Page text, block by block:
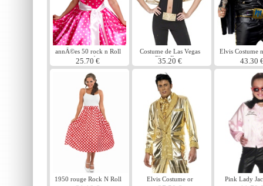
annÃ©es 50 rock n Roll
rose robe
25.70 €
Costume de Las Vegas
Elvis Fever
35.20 €
Elvis Costume
43.30
1950 rouge Rock N Roll
Elvis Costume or
Pink Lady